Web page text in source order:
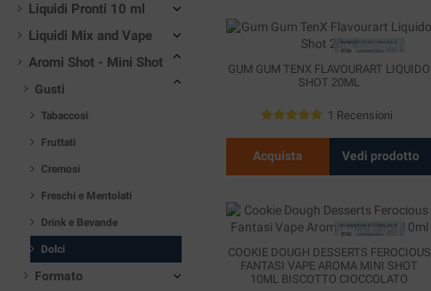
GUM GUM TENX FLAVOURART LIQUIDO
SHOT 20ML
1 Recensioni
Acquista Vedi prodotto
COOKIE DOUGH DESSERTS FEROCIOUS
FANTASI VAPE AROMA MINI SHOT
10ML BISCOTTO CIOCCOLATO
Liquidi Pronti 10 ml
Liquidi Mix and Vape
Aromi Shot - Mini Shot
Gusti
Tabaccosi
Fruttati
Cremosi
Freschi e Mentolati
Drink e Bevande
Dolci
Formato